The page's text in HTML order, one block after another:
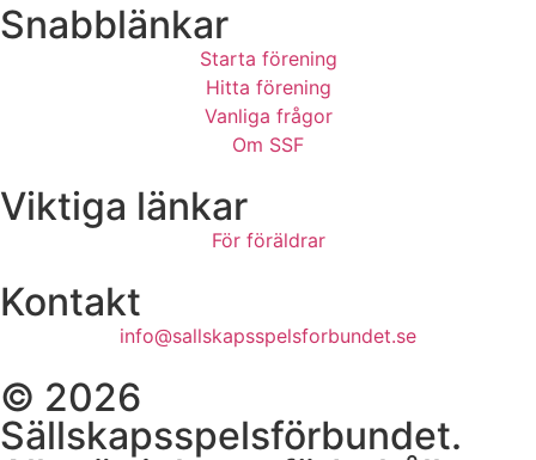
Snabblänkar
Starta förening
Hitta förening
Vanliga frågor
Om SSF
Viktiga länkar
För föräldrar
Kontakt
info@sallskapsspelsforbundet.se
© 2026
Sällskapsspelsförbundet.